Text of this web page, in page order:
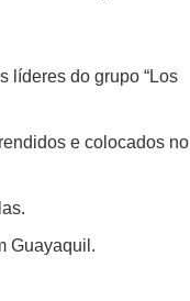
líderes do grupo “Los
e colocados no
Guayaquil.